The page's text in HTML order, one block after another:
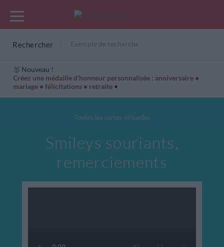
Rechercher
🥇 Nouveau !
Créez une médaille d’honneur personnalisée : anniversaire •
mariage • félicitations • retraite •
Cartes Hiver Cadeaux années de naissance
Toutes les cartes virtuelles
Smileys souriants,
remerciements